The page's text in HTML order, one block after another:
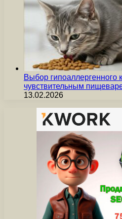
Выбор гипоаллергенного
чувствительным
13.02.2026